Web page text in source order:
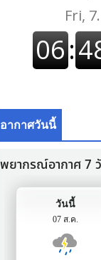
อากาศวันนี้